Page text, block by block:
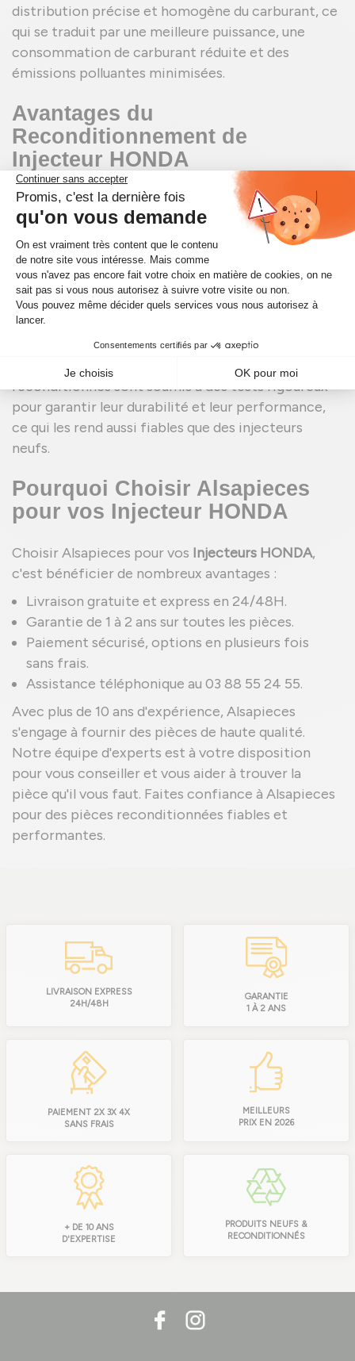
distribution précise et homogène du carburant, ce
qui se traduit par une meilleure puissance, une
consommation de carburant réduite et des
émissions polluantes minimisées.
Avantages du
Reconditionnement de
Injecteur HONDA
Le reconditionnement des Injecteurs HONDA
présente de nombreux avantages. Tout d'abord, il
est économiquement avantageux, car les pièces
reconditionnées sont souvent moins chères que
les pièces neuves tout en offrant une qualité
comparable. De plus, le reconditionnement est une
option écologique, car il permet de réutiliser des
composants existants, réduisant ainsi les déchets
et l'empreinte carbone. Les injecteurs
reconditionnés sont soumis à des tests rigoureux
pour garantir leur durabilité et leur performance,
ce qui les rend aussi fiables que des injecteurs
neufs.
Pourquoi Choisir Alsapieces
pour vos Injecteur HONDA
Choisir Alsapieces pour vos Injecteurs HONDA,
c'est bénéficier de nombreux avantages :
Livraison gratuite et express en 24/48H.
Garantie de 1 à 2 ans sur toutes les pièces.
Paiement sécurisé, options en plusieurs fois
sans frais.
Assistance téléphonique au 03 88 55 24 55.
Avec plus de 10 ans d'expérience, Alsapieces
s'engage à fournir des pièces de haute qualité.
Notre équipe d'experts est à votre disposition
pour vous conseiller et vous aider à trouver la
pièce qu'il vous faut. Faites confiance à Alsapieces
pour des pièces reconditionnées fiables et
performantes.
LIVRAISON EXPRESS
24H/48H
GARANTIE
1 À 2 ANS
PAIEMENT 2X 3X 4X
SANS FRAIS
MEILLEURS
PRIX EN 2026
+ DE 10 ANS
D'EXPERTISE
PRODUITS NEUFS &
RECONDITIONNÉS